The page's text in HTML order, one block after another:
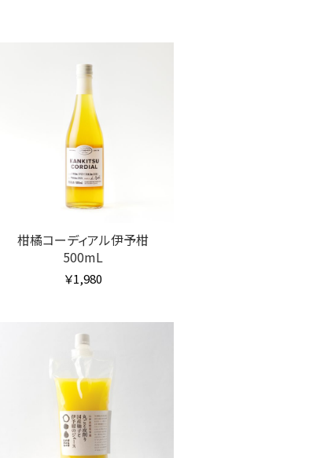
柑橘コーディアル伊予柑
500mL
￥1,980